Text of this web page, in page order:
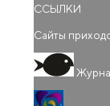
ССЫЛКИ
Сайты